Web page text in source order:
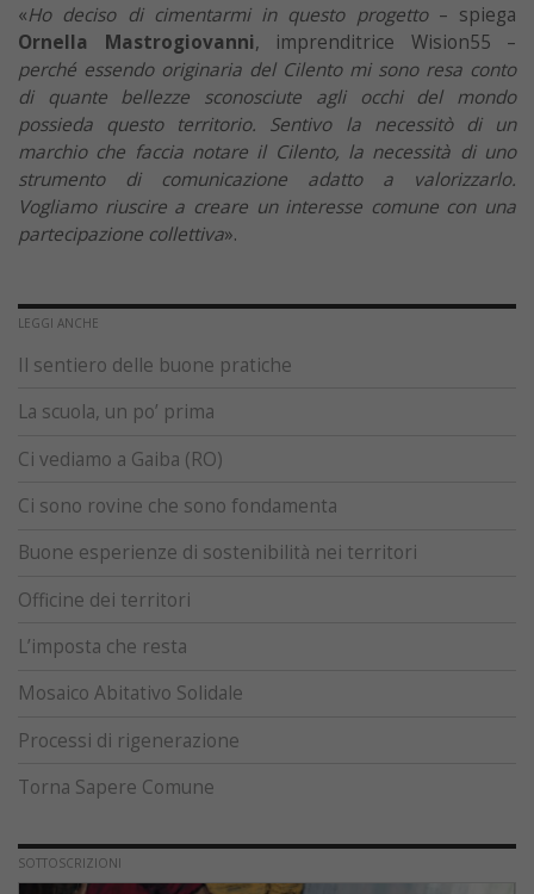
«Ho deciso di cimentarmi in questo progetto– spiega
Ornella Mastrogiovanni, imprenditrice Wision55 –
perché essendo originaria del Cilento mi sono resa conto
di quante bellezze sconosciute agli occhi del mondo
possieda questo territorio. Sentivo la necessitò di un
marchio che faccia notare il Cilento, la necessità di uno
strumento di comunicazione adatto a valorizzarlo.
Vogliamo riuscire a creare un interesse comune con una
partecipazione collettiva».
LEGGI ANCHE
Il sentiero delle buone pratiche
La scuola, un po’ prima
Ci vediamo a Gaiba (RO)
Ci sono rovine che sono fondamenta
Buone esperienze di sostenibilità nei territori
Officine dei territori
L’imposta che resta
Mosaico Abitativo Solidale
Processi di rigenerazione
Torna Sapere Comune
SOTTOSCRIZIONI